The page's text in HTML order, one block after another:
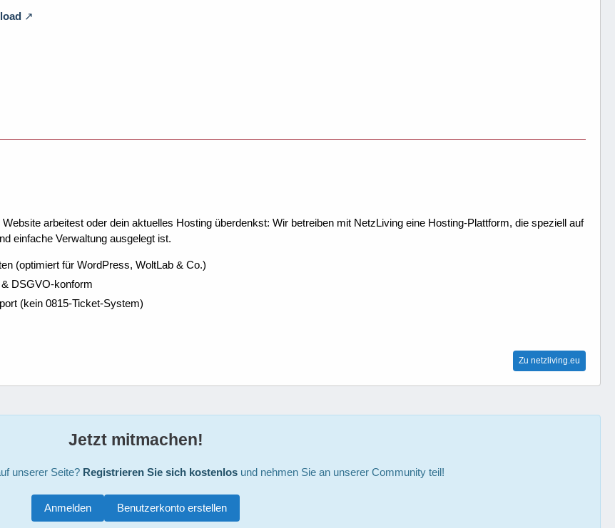
arbeitest oder dein aktuelles Hosting überdenkst: Wir betreiben mit NetzLiving eine Hosting-Plattform, die speziell auf
einfache Verwaltung ausgelegt ist.
(optimiert für WordPress, WoltLab & Co.)
DSGVO-konform
(kein 0815-Ticket-System)
Zu netzliving.eu
Jetzt mitmachen!
unserer Seite? Registrieren Sie sich kostenlosund nehmen Sie an unserer Community teil!
Benutzerkonto erstellen
Anmelden